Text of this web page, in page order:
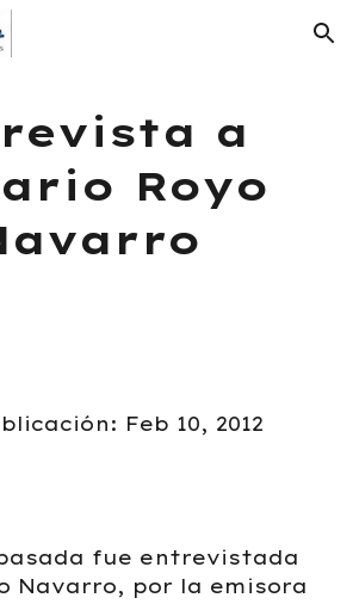
Skip to navigation
a
Royo
Feb 10, 2012
fue entrevistada
Navarro, por la emisora